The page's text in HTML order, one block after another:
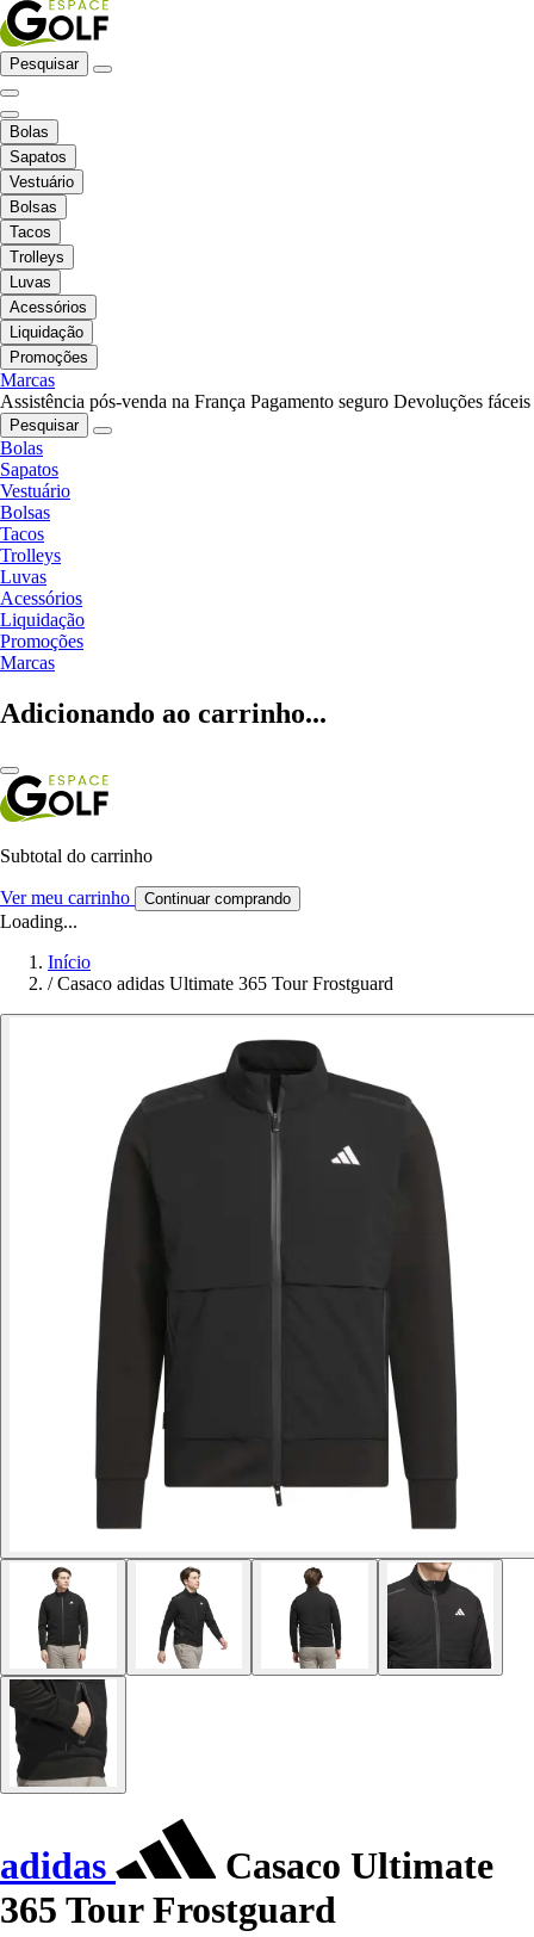
Pesquisar
Bolas
Sapatos
Vestuário
Bolsas
Tacos
Trolleys
Luvas
Acessórios
Liquidação
Promoções
Marcas
Assistência pós-venda na França Pagamento seguro Devoluções fáceis
Pesquisar
Bolas
Sapatos
Vestuário
Bolsas
Tacos
Trolleys
Luvas
Acessórios
Liquidação
Promoções
Marcas
Adicionando ao carrinho...
Subtotal do carrinho
Ver meu carrinho Continuar comprando
Loading...
Início
/ Casaco adidas Ultimate 365 Tour Frostguard
adidas
Casaco Ultimate
365 Tour Frostguard